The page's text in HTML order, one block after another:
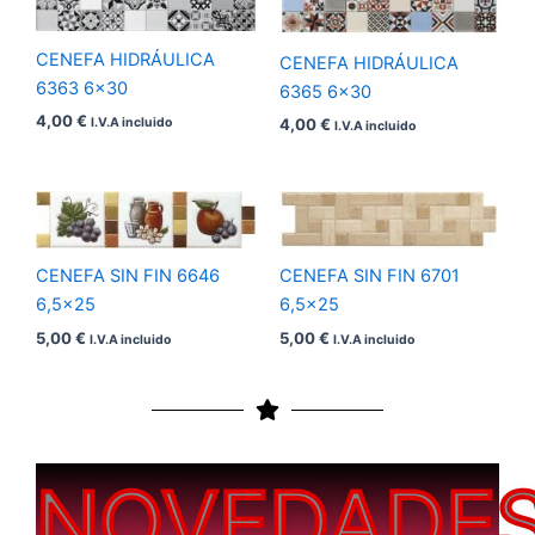
CENEFA HIDRÁULICA
6363 6×30
4,00€ I.V.A incluido
CENEFA HIDRÁULICA
6365 6×30
4,00€ I.V.A incluido
CENEFA SIN FIN 6646
6,5×25
5,00€ I.V.A incluido
CENEFA SIN FIN 6701
6,5×25
5,00€ I.V.A incluido